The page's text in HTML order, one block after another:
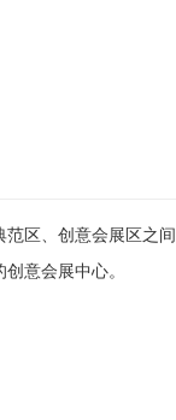
区、创意会展区之
意会展中心。